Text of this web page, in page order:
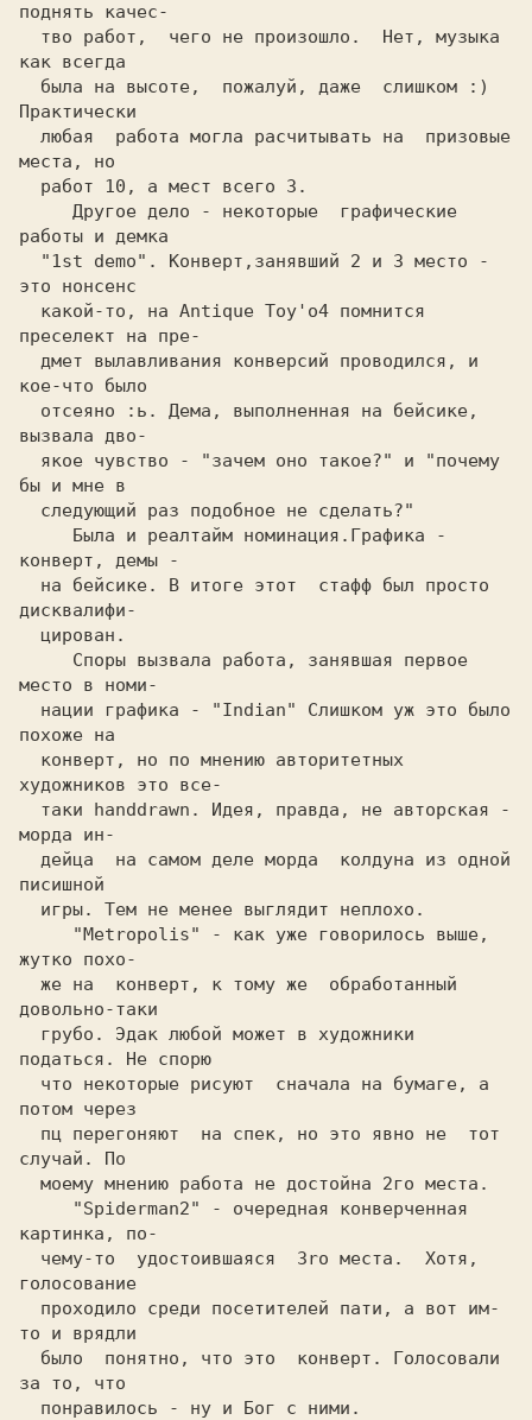
поднять качес-
тво работ,  чего не произошло.  Нет, музыка
как всегда
была на высоте,  пожалуй, даже  слишком
:)
Практически
любая  работа могла расчитывать на  призовые
места, но
   Другое дело - некоторые  графические
работы и демка
  "1st demo".
Конверт,занявший 2 и 3 место -
это нонсенс
какой-то, на Antique Toy'o4 помнится
преселект на пре-
дмeт вылaвливaния конверсий проводился, и
кое-что было
отсеяно
:ь. Дема, выполненная на бейсике,
вызвала дво-
якoe чувство -
"зачем оно такое?" и
"почему
бы и мне в
   Была и реалтайм номинация.Графика -
конверт, демы -
на бейсике. В итоге этот  стафф был просто
диcквaлифи-
цирoвaн.
   Споры вызвала работа, занявшая первое
место в номи-
нации графика
- "Indian"
Слишком уж это было
похоже на
конверт, но по мнению авторитетных
художников это все-
таки handdrawn. Идея, правда, не авторская -
морда ин-
дeйцa  на самом деле морда  колдуна из одной
писишной
игры. Тем не менее выглядит неплохо.
     "Metropolis"
- как уже говорилось выше,
жутко похо-
же на  конверт, к тому же  обработанный
довольно-таки
грубо. Эдак любой может в художники
податься. He спорю
что некоторые рисуют  сначала на бумаге, a
потом через
пц перегоняют  на спек, но это явно не  тот
случай. По
моему мнению работа не достойна 2го места.
   "Spiderman2"
- очередная конверченная
картинка, по-
чему-то  удocтoившaяcя  3ro места.  Хотя,
голосование
проходило среди посетителей пати, a вот им-
то и врядли
было  понятно, что это  конверт. Голосовали
за то, что
понравилось - ну и Бог c ними.